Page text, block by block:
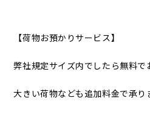
【荷物お預かりサービス】
弊社規定サイズ内でしたら無料で
大きい荷物なども追加料金で承り